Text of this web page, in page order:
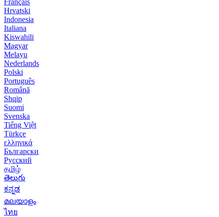
Hrvatski
Indonesia
Italiana
Kiswahili
Magyar
Melayu
Nederlands
Polski
Português
Română
Shqip
Suomi
Svenska
Tiếng Việt
Türkçe
ελληνικά
Български
Русский
தமிழ்
తెలుగు
ಕನ್ನಡ
മലയാളം
ไทย